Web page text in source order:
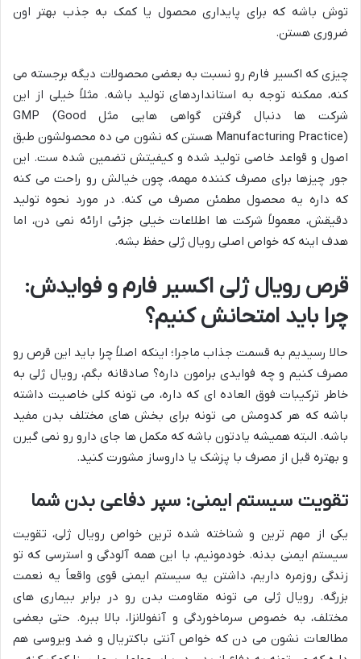
توش باشه که برای پایداری محصول یا کمک به جذب بهتر اون
ضروری هستن.
چیزی که اکسیر فارم رو نسبت به بعضی محصولات دیگه برجسته می
کنه، ممکنه توجه به استانداردهای تولید باشه. مثلاً خیلی از این
شرکت ها دنبال گرفتن گواهی هایی مثل GMP (Good
Manufacturing Practice) هستن که نشون می ده محصولشون طبق
اصول و قواعد خاصی تولید شده و کیفیتش تضمین شده ست. این
جور چیزها برای مصرف کننده مهمه، چون خیالش رو راحت می کنه
که داره یه محصول مطمئن مصرف می کنه. در مورد نحوه تولید
دقیقش، معمولاً شرکت ها اطلاعات خیلی جزئی ارائه نمی دن، اما
هدف اینه که خواص اصلی رویال ژلی حفظ بشه.
قرص رویال ژلی اکسیر فارم و فوایدش:
چرا باید امتحانش کنیم؟
حالا رسیدیم به قسمت جذاب ماجرا؛ اینکه اصلاً چرا باید این قرص رو
مصرف کنیم و چه فوایدی برامون داره؟ صادقانه بگم، رویال ژلی به
خاطر ترکیبات فوق العاده ای که داره، می تونه کلی خاصیت داشته
باشه که هر کدومش می تونه برای بخش های مختلف بدن مفید
باشه. البته همیشه یادتون باشه که مکمل ها جای دارو رو نمی گیرن
و بهتره قبل از مصرف با پزشک یا داروساز مشورت کنید.
تقویت سیستم ایمنی: سپر دفاعی بدن شما
یکی از مهم ترین و شناخته شده ترین خواص رویال ژلی، تقویت
سیستم ایمنی بدنه. خودمونیم، با این همه آلودگی و استرسی که تو
زندگی روزمره داریم، داشتن یه سیستم ایمنی قوی واقعاً یه نعمت
بزرگه. رویال ژلی می تونه مقاومت بدن رو در برابر بیماری های
مختلف، به خصوص سرماخوردگی و آنفولانزا، بالا ببره. حتی بعضی
مطالعات نشون می دن که خواص آنتی باکتریال و ضد ویروسی هم